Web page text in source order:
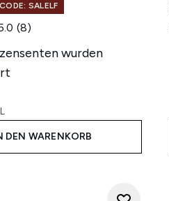
SALELF
(8)
wurden
DEN WARENKORB